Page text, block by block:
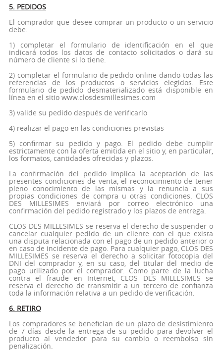
5. PEDIDOS
El comprador que desee comprar un producto o un servicio
debe:
1) completar el formulario de identificación en el que
indicará todos los datos de contacto solicitados o dará su
número de cliente si lo tiene.
2) completar el formulario de pedido online dando todas las
referencias de los productos o servicios elegidos. Este
formulario de pedido desmaterializado está disponible en
línea en el sitio www.closdesmillesimes.com
3) valide su pedido después de verificarlo
4) realizar el pago en las condiciones previstas
5) confirmar su pedido y pago. El pedido debe cumplir
estrictamente con la oferta emitida en el sitio y, en particular,
los formatos, cantidades ofrecidas y plazos.
La confirmación del pedido implica la aceptación de las
presentes condiciones de venta, el reconocimiento de tener
pleno conocimiento de las mismas y la renuncia a sus
propias condiciones de compra u otras condiciones. CLOS
DES MILLESIMES enviará por correo electrónico una
confirmación del pedido registrado y los plazos de entrega.
CLOS DES MILLESIMES se reserva el derecho de suspender o
cancelar cualquier pedido de un cliente con el que exista
una disputa relacionada con el pago de un pedido anterior o
en caso de incidente de pago. Para cualquier pago, CLOS DES
MILLESIMES se reserva el derecho a solicitar fotocopia del
DNI del comprador y, en su caso, del titular del medio de
pago utilizado por el comprador. Como parte de la lucha
contra el fraude en Internet, CLOS DES MILLESIMES se
reserva el derecho de transmitir a un tercero de confianza
toda la información relativa a un pedido de verificación.
6. RETIRO
Los compradores se benefician de un plazo de desistimiento
de 7 días desde la entrega de su pedido para devolver el
producto al vendedor para su cambio o reembolso sin
penalización.